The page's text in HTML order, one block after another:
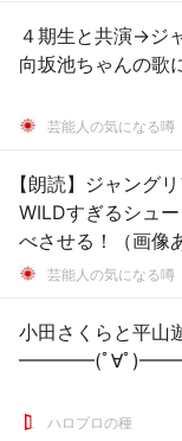
４期生と共演→ジ
向坂池ちゃんの歌
芸能人の気になる噂
【朗読】ジャング
WILDすぎるシュ
べさせる！（画像
芸能人の気になる噂
小田さくらと平山
━━━━(ﾟ∀ﾟ
ハロプロの種